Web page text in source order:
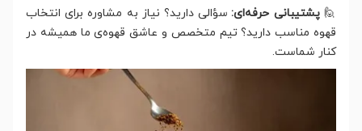
🙋پشتیبانی حرفه‌ای: سؤالی دارید؟ نیاز به مشاوره برای انتخاب
قهوه مناسب دارید؟ تیم متخصص و عاشق قهوه‌ی ما همیشه در
کنار شماست.